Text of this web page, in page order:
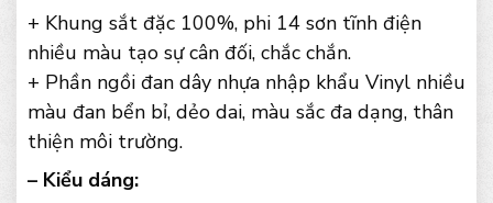
+ Khung sắt đặc 100%, phi 14 sơn tĩnh điện
nhiều màu tạo sự cân đối, chắc chắn.
+ Phần ngồi đan dây nhựa nhập khẩu Vinyl nhiều
màu đan bển bỉ, dẻo dai, màu sắc đa dạng, thân
thiện môi trường.
– Kiểu dáng: